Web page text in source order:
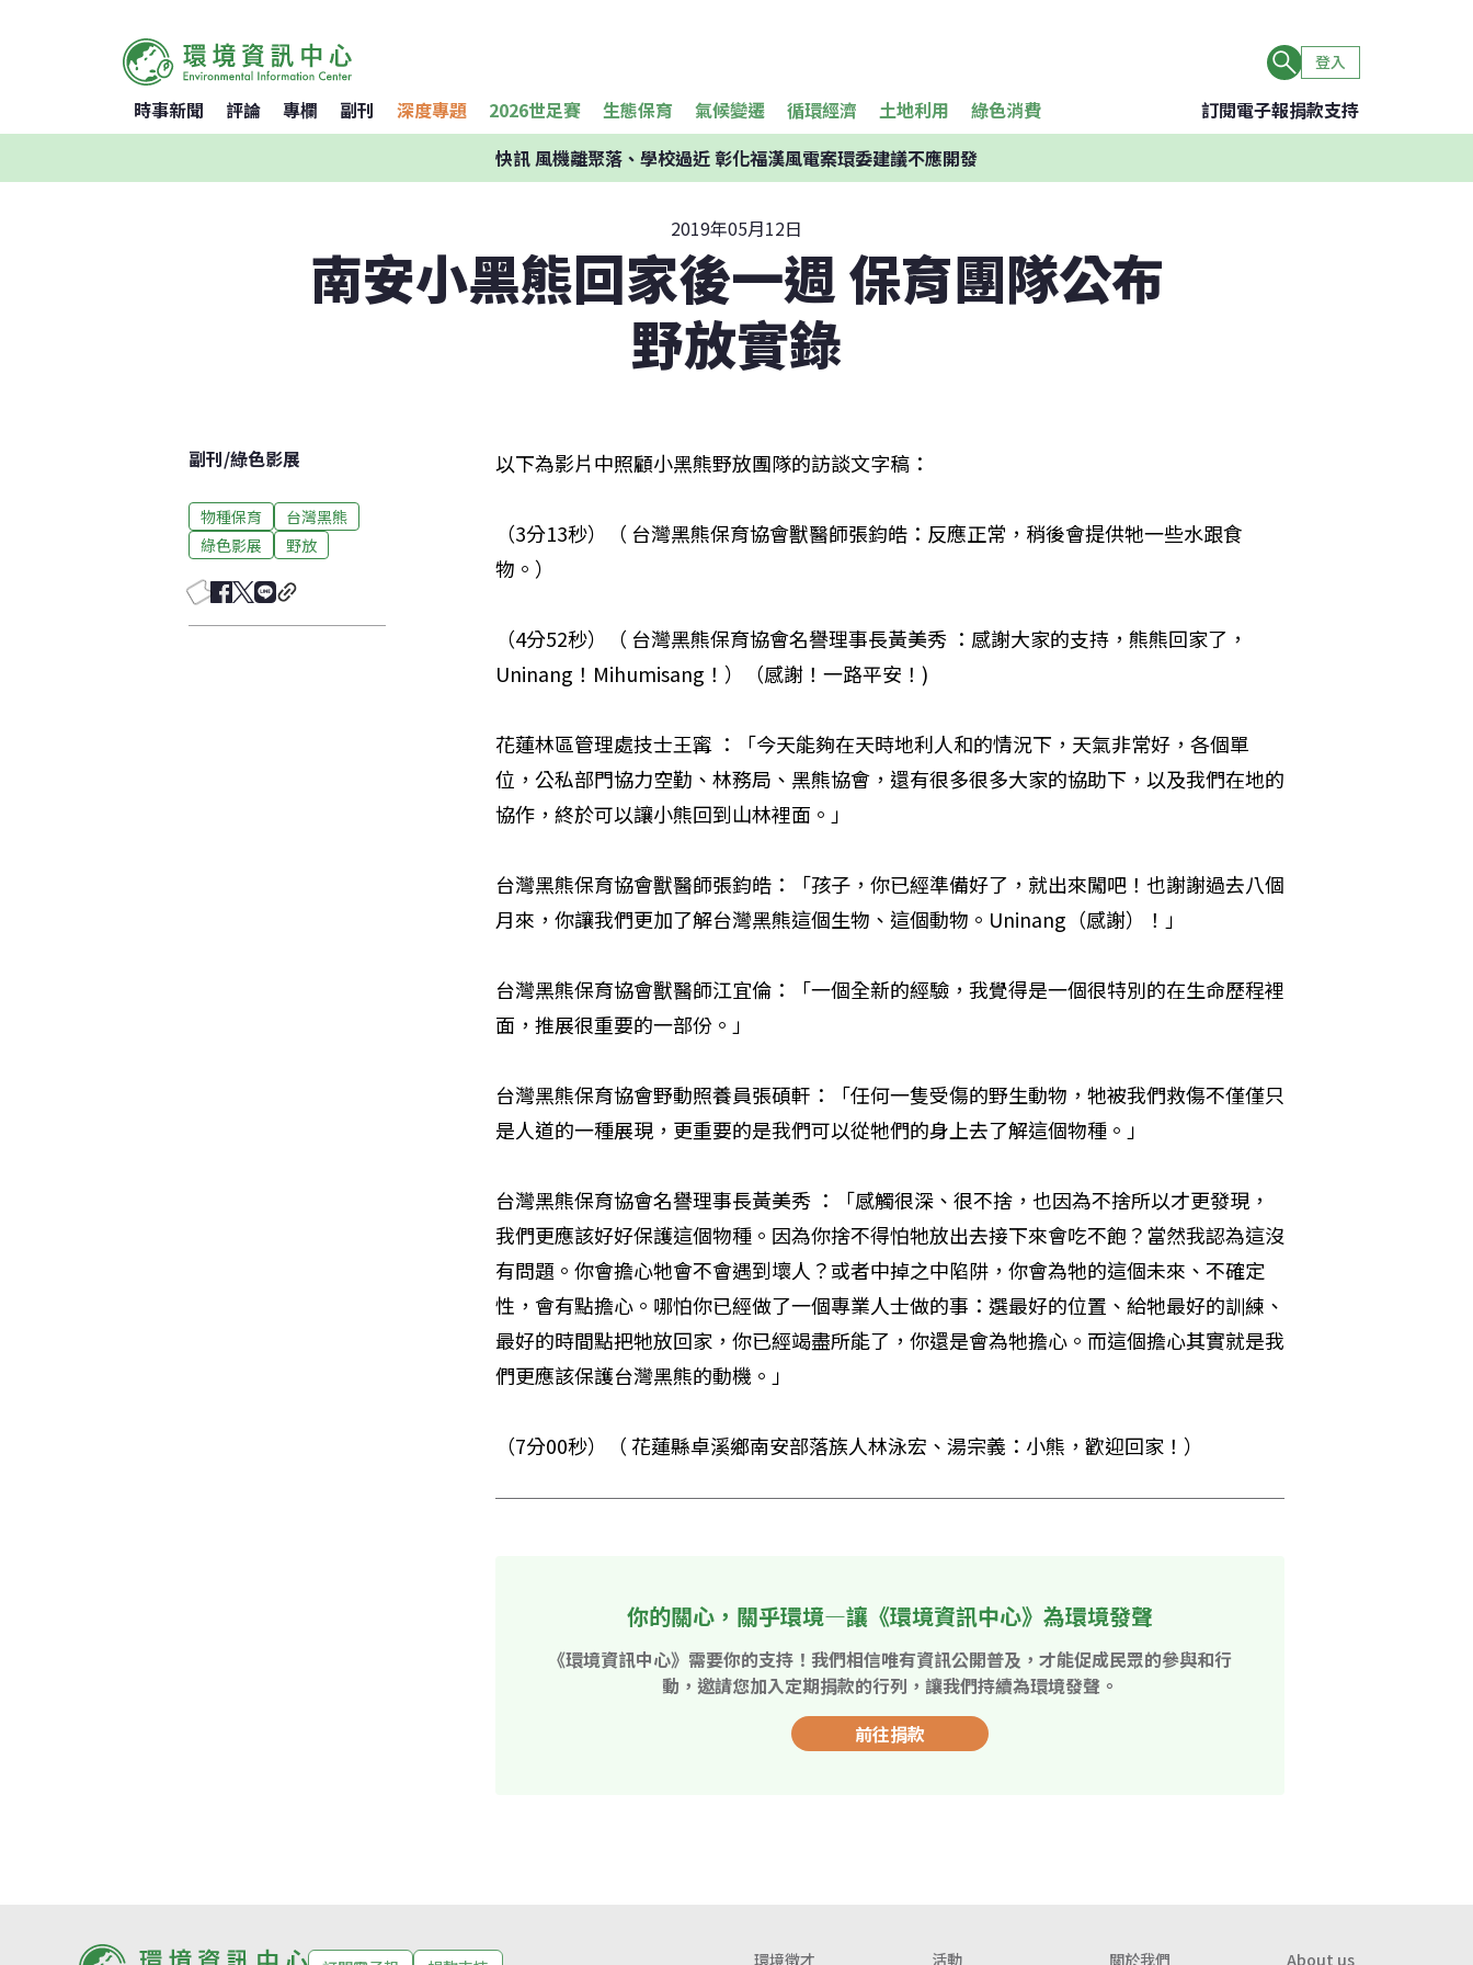
登入
時事新聞 評論 專欄 副刊 深度專題 2026世足賽 生態保育 氣候變遷 循環經濟 土地利用 綠色消費 訂閱電子報捐款支持
快訊風機離聚落、學校過近 彰化福漢風電案環委建議不應開發
2019年05月12日
南安小黑熊回家後一週 保育團隊公布
野放實錄
副刊/綠色影展
物種保育
台灣黑熊
綠色影展
野放
以下為影片中照顧小黑熊野放團隊的訪談文字稿：
（3分13秒）（ 台灣黑熊保育協會獸醫師張鈞皓：反應正常，稍後會提供牠一些水跟食
物。）
（4分52秒）（ 台灣黑熊保育協會名譽理事長黃美秀 ：感謝大家的支持，熊熊回家了，
Uninang！Mihumisang！）（感謝！一路平安！)
花蓮林區管理處技士王寗 ：「今天能夠在天時地利人和的情況下，天氣非常好，各個單
位，公私部門協力空勤、林務局、黑熊協會，還有很多很多大家的協助下，以及我們在地的
協作，終於可以讓小熊回到山林裡面。」
台灣黑熊保育協會獸醫師張鈞皓：「孩子，你已經準備好了，就出來闖吧！也謝謝過去八個
月來，你讓我們更加了解台灣黑熊這個生物、這個動物。Uninang（感謝）！」
台灣黑熊保育協會獸醫師江宜倫：「一個全新的經驗，我覺得是一個很特別的在生命歷程裡
面，推展很重要的一部份。」
台灣黑熊保育協會野動照養員張碩軒：「任何一隻受傷的野生動物，牠被我們救傷不僅僅只
是人道的一種展現，更重要的是我們可以從牠們的身上去了解這個物種。」
台灣黑熊保育協會名譽理事長黃美秀 ：「感觸很深、很不捨，也因為不捨所以才更發現，
我們更應該好好保護這個物種。因為你捨不得怕牠放出去接下來會吃不飽？當然我認為這沒
有問題。你會擔心牠會不會遇到壞人？或者中掉之中陷阱，你會為牠的這個未來、不確定
性，會有點擔心。哪怕你已經做了一個專業人士做的事：選最好的位置、給牠最好的訓練、
最好的時間點把牠放回家，你已經竭盡所能了，你還是會為牠擔心。而這個擔心其實就是我
們更應該保護台灣黑熊的動機。」
（7分00秒）（ 花蓮縣卓溪鄉南安部落族人林泳宏、湯宗義：小熊，歡迎回家！）
你的關心，關乎環境—讓《環境資訊中心》為環境發聲
《環境資訊中心》需要你的支持！我們相信唯有資訊公開普及，才能促成民眾的參與和行
動，邀請您加入定期捐款的行列，讓我們持續為環境發聲。
前往捐款
環境徵才 活動 關於我們 About us